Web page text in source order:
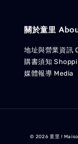
關於童里
地址與營業資訊
購書須知
媒體報導 Media
© 2026 童里 !